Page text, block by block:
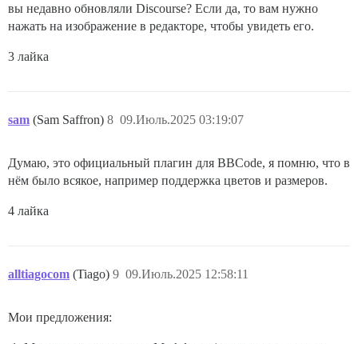
вы недавно обновляли Discourse? Если да, то вам нужно
нажать на изображение в редакторе, чтобы увидеть его.
3 лайка
sam (Sam Saffron) 09.Июль.2025 03:19:07
8
Думаю, это официальный плагин для BBCode, я помню, что в
нём было всякое, например поддержка цветов и размеров.
4 лайка
alltiagocom (Tiago) 09.Июль.2025 12:58:11
9
Мои предложения: